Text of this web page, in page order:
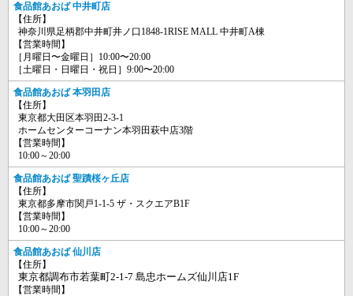
食品館あおば 中井町店
【住所】
神奈川県足柄郡中井町井ノ口1848-1RISE MALL 中井町A棟
【営業時間】
［月曜日〜金曜日］10:00〜20:00
［土曜日・日曜日・祝日］9:00〜20:00
食品館あおば 本羽田店
【住所】
東京都大田区本羽田2-3-1
ホームセンターコーナン本羽田萩中店3階
【営業時間】
10:00～20:00
食品館あおば 聖蹟桜ヶ丘店
【住所】
東京都多摩市関戸1-1-5 ザ・スクエアB1F
【営業時間】
10:00～20:00
食品館あおば 仙川店
【住所】
東京都調布市若葉町2-1-7 島忠ホームズ仙川店1F
【営業時間】